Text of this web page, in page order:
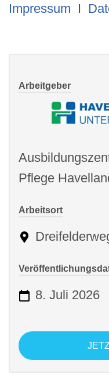
Impressum I
Arbeitgeber
Pflege
Arbeitsort
8. Juli 2026